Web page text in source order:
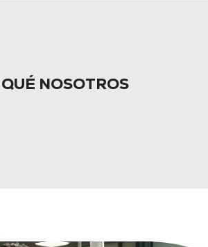
NOSOTROS